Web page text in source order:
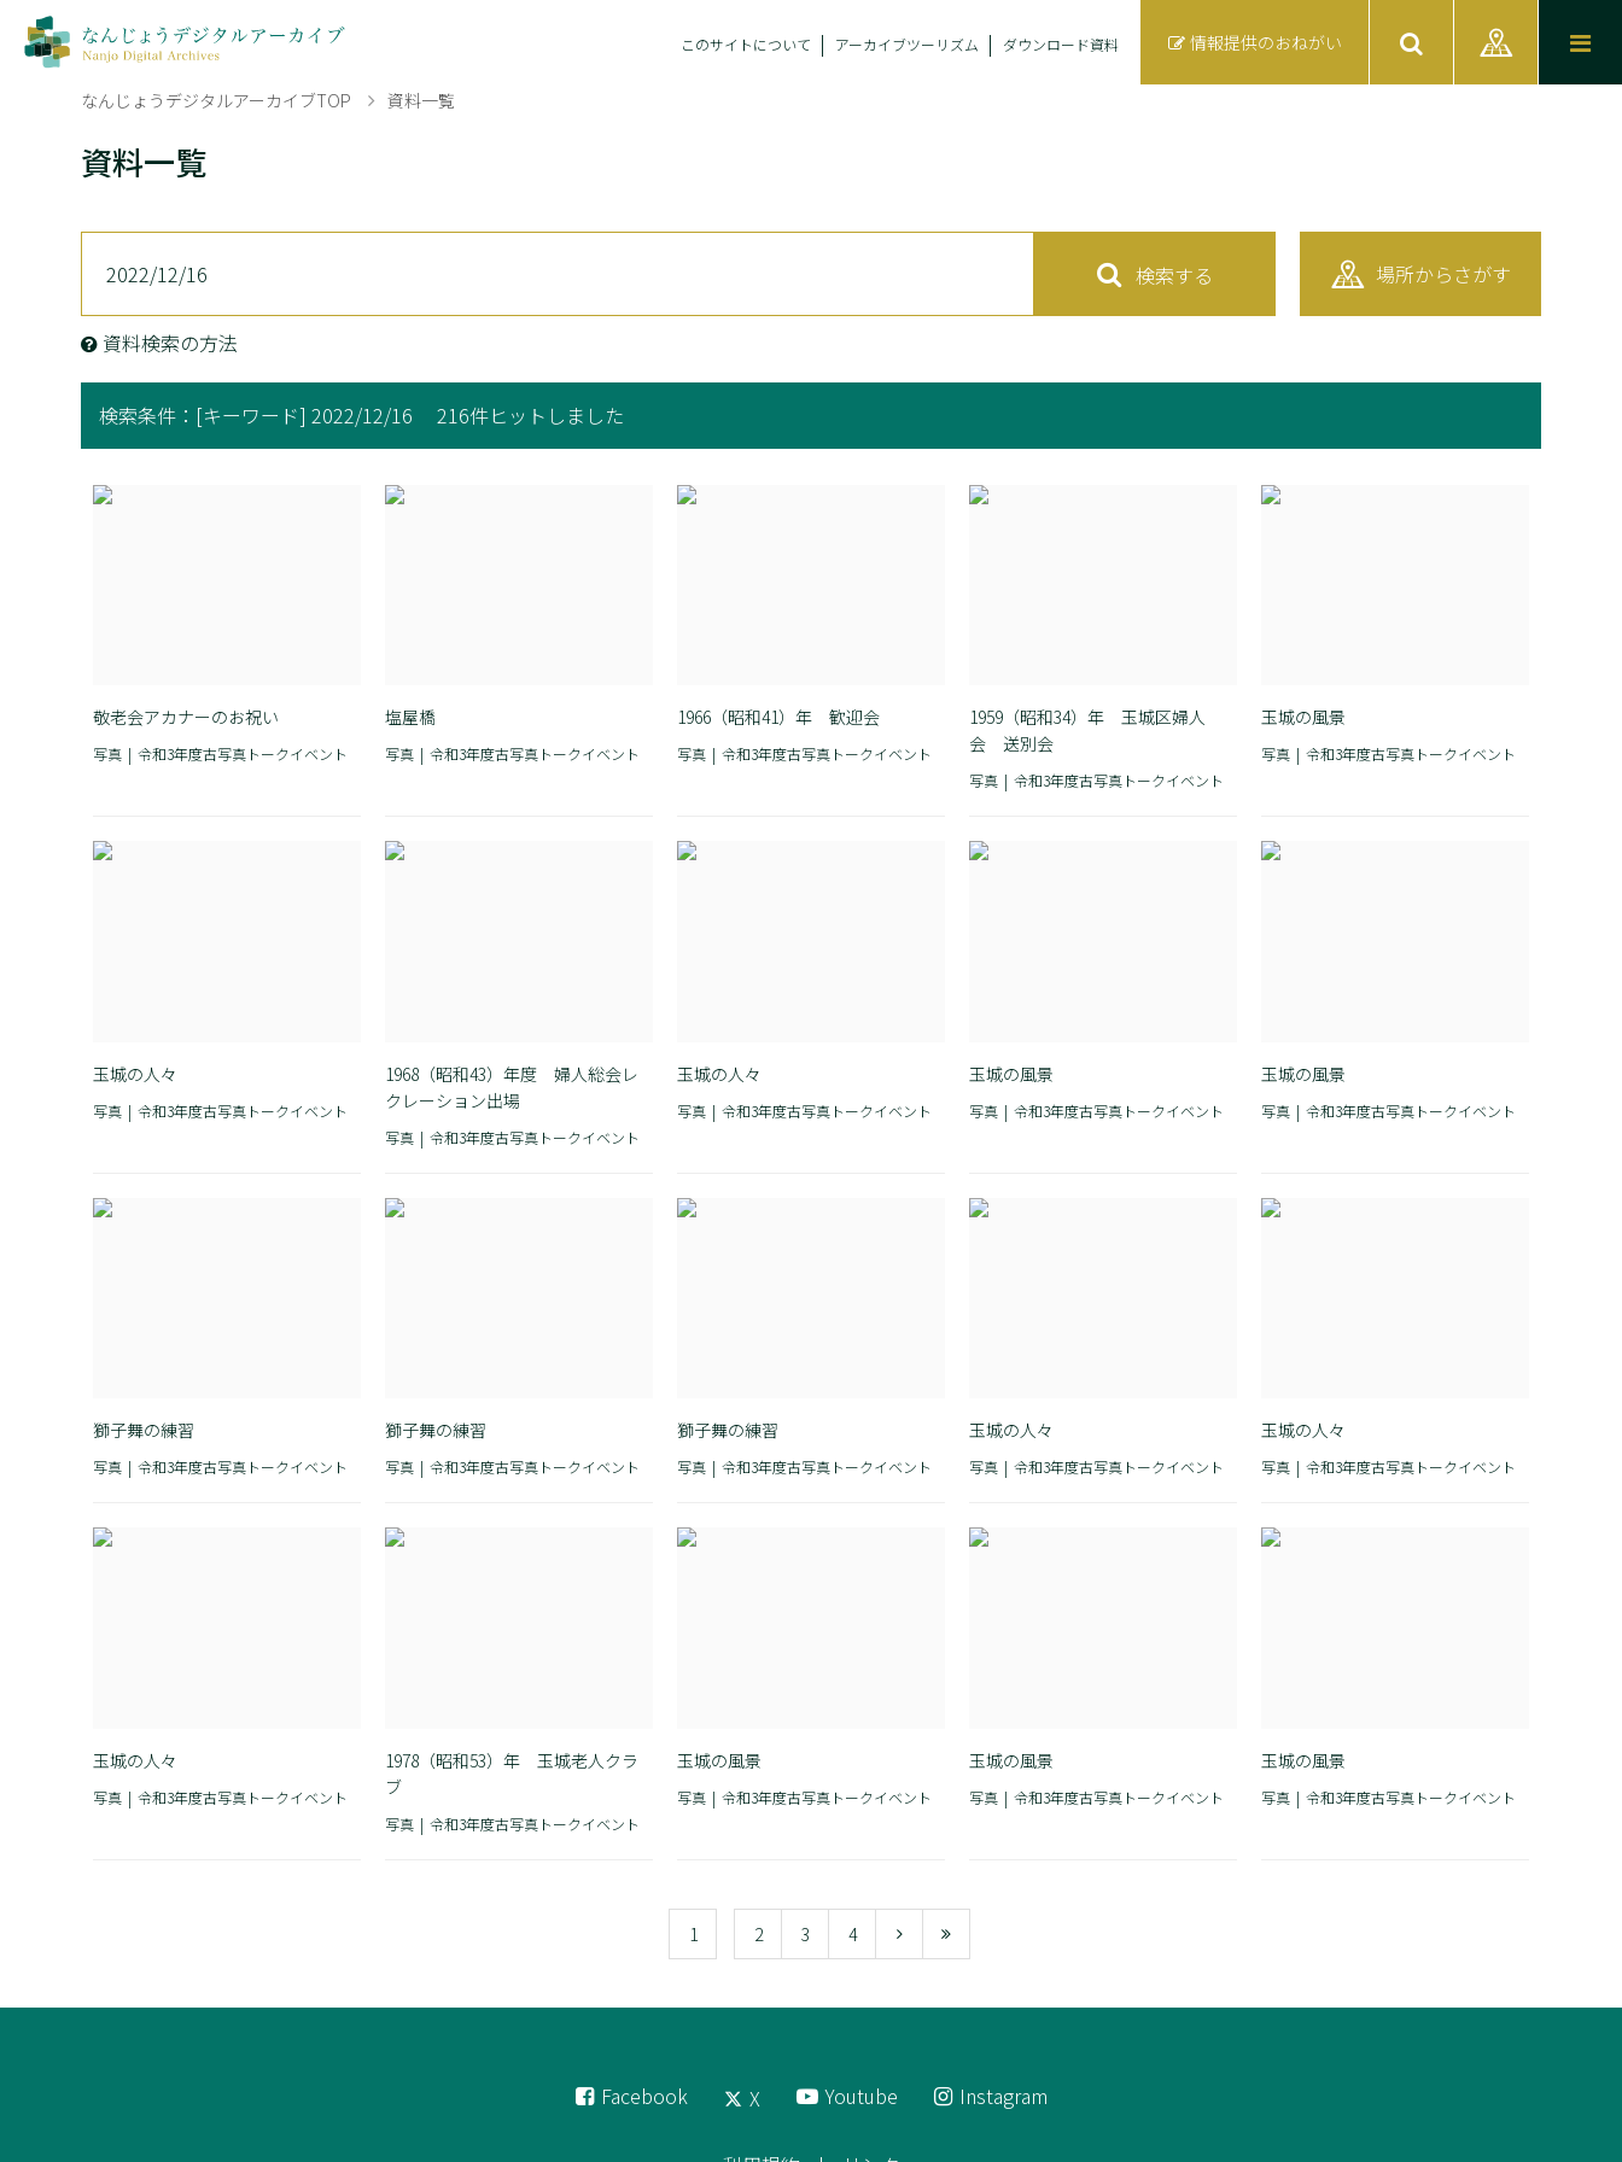
このサイトについて アーカイブツーリズム ダウンロード資料 情報提供のおねがい
なんじょうデジタルアーカイブTOP 資料一覧
資料一覧
検索する 場所からさがす
資料検索の方法
検索条件： [キーワード] 2022/12/16 216件ヒットしました
敬老会アカナーのお祝い
写真 令和3年度古写真トークイベント
塩屋橋
写真 令和3年度古写真トークイベント
1966（昭和41）年 歓迎会
写真 令和3年度古写真トークイベント
1959（昭和34）年 玉城区婦人
会 送別会
写真 令和3年度古写真トークイベント
玉城の風景
写真 令和3年度古写真トークイベント
玉城の人々
写真 令和3年度古写真トークイベント
1968（昭和43）年度 婦人総会レ
クレーション出場
写真 令和3年度古写真トークイベント
玉城の人々
写真 令和3年度古写真トークイベント
玉城の風景
写真 令和3年度古写真トークイベント
玉城の風景
写真 令和3年度古写真トークイベント
獅子舞の練習
写真 令和3年度古写真トークイベント
獅子舞の練習
写真 令和3年度古写真トークイベント
獅子舞の練習
写真 令和3年度古写真トークイベント
玉城の人々
写真 令和3年度古写真トークイベント
玉城の人々
写真 令和3年度古写真トークイベント
玉城の人々
写真 令和3年度古写真トークイベント
1978（昭和53）年 玉城老人クラ
ブ
写真 令和3年度古写真トークイベント
玉城の風景
写真 令和3年度古写真トークイベント
玉城の風景
写真 令和3年度古写真トークイベント
玉城の風景
写真 令和3年度古写真トークイベント
1 2 3 4
Facebook X Youtube Instagram